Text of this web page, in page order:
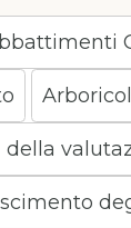
della